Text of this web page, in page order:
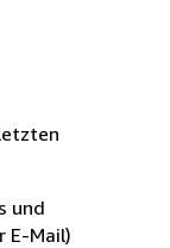
und
E-Mail)